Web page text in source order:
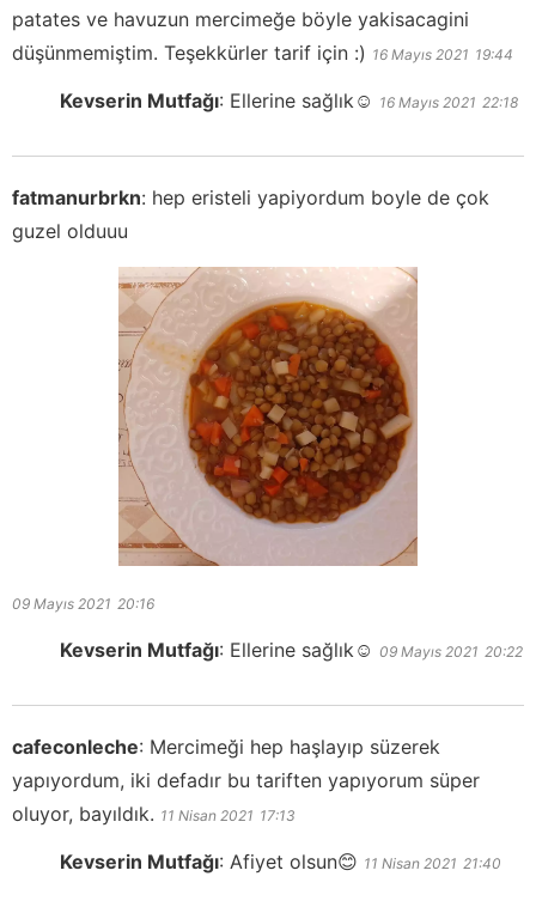
patates ve havuzun mercimeğe böyle yakisacagini
düşünmemiştim. Teşekkürler tarif için :) 16 Mayıs 2021 19:44
Kevserin Mutfağı: Ellerine sağlık☺️ 16 Mayıs 2021 22:18
fatmanurbrkn: hep eristeli yapiyordum boyle de çok
guzel olduuu
09 Mayıs 2021 20:16
Kevserin Mutfağı: Ellerine sağlık☺️ 09 Mayıs 2021 20:22
cafeconleche: Mercimeği hep haşlayıp süzerek
yapıyordum, iki defadır bu tariften yapıyorum süper
oluyor, bayıldık. 11 Nisan 2021 17:13
Kevserin Mutfağı: Afiyet olsun😊 11 Nisan 2021 21:40